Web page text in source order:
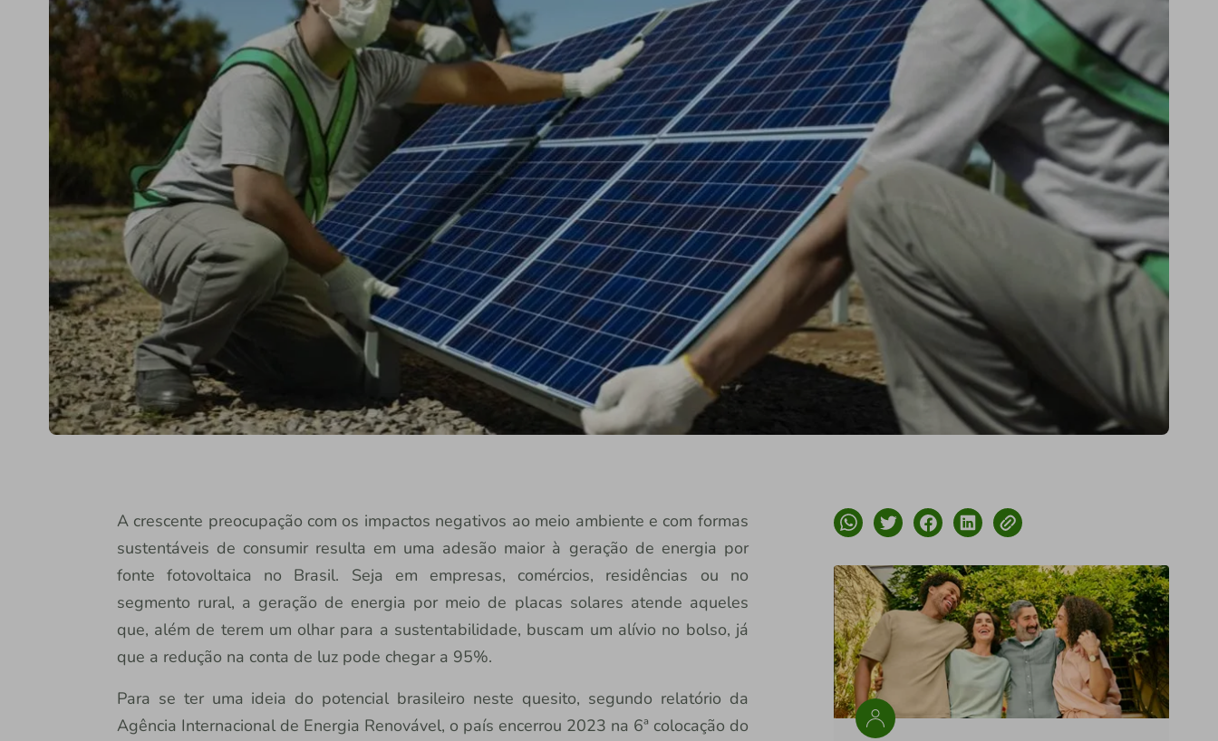
A crescente preocupação com os impactos negativos ao meio ambiente e com formas
sustentáveis de consumir resulta em uma adesão maior à geração de energia por
fonte fotovoltaica no Brasil. Seja em empresas, comércios, residências ou no
segmento rural, a geração de energia por meio de placas solares atende aqueles
que, além de terem um olhar para a sustentabilidade, buscam um alívio no bolso, já
que a redução na conta de luz pode chegar a 95%.
Para se ter uma ideia do potencial brasileiro neste quesito, segundo relatório da
Agência Internacional de Energia Renovável, o país encerrou 2023 na 6ª colocação do